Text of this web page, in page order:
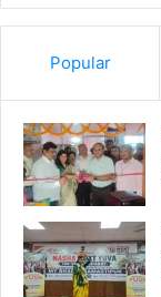
Popular